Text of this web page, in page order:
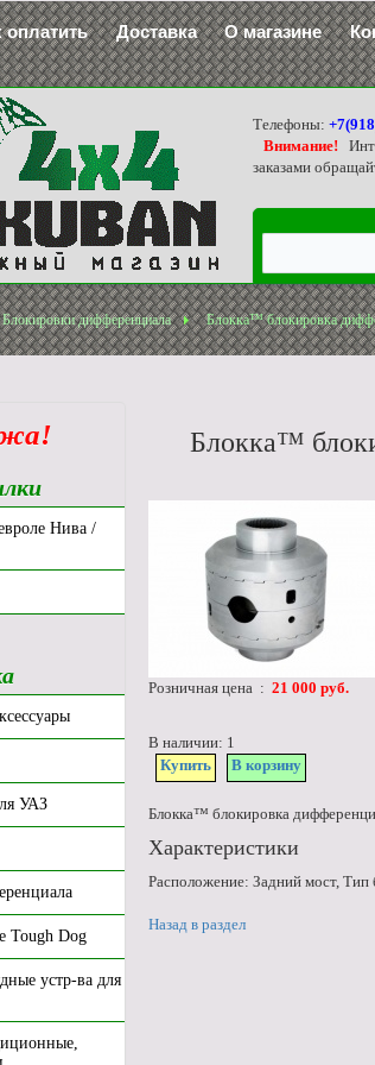
оплатить Доставка О магазине
Телефоны:
Внимание!
заказами
Блокировки дифференциала Блокка™ блокировка
Блокка™
Розничная цена : 21 000 руб.
В наличии: 1
Купить
В корзину
Блокка™ блокировка
Характеристики
Расположение: Задний мост,
Назад в раздел
Нива /
УАЗ
Tough Dog
устр-ва для